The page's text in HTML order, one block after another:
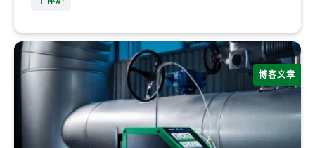
博客文章